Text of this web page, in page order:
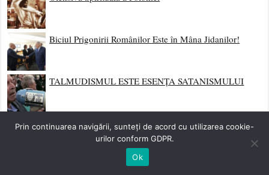
Biciul Prigonirii Românilor Este în Mâna Jidanilor!
TALMUDISMUL ESTE ESENȚA SATANISMULUI
Viciul Matematic Elementar (V.M.E.)
Prin continuarea navigării, sunteți de acord cu utilizarea cookie-
urilor conform GDPR.
Ok